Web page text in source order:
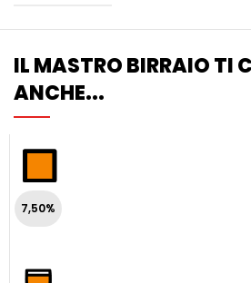
IL MASTRO BIRRAIO TI
ANCHE...
7,50%